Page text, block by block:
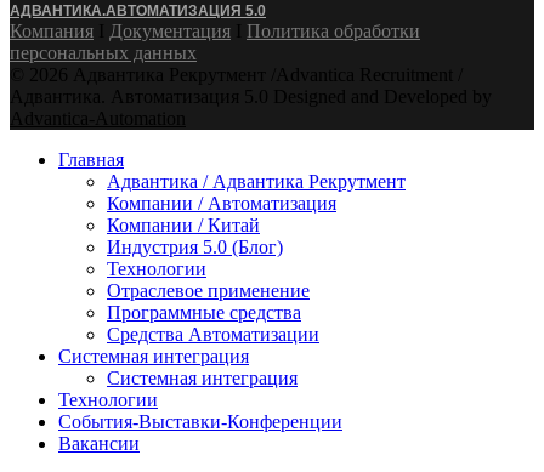
АДВАНТИКА.АВТОМАТИЗАЦИЯ 5.0
Компания Ӏ Документация Ӏ Политика обработки
персональных данных
© 2026 Адвантика Рекрутмент /Advantica Recruitment /
Адвантика. Автоматизация 5.0 Designed and Developed by
Advantica-Automation
Youtube
Email
Xing
TelegramГлавная
Адвантика / Адвантика Рекрутмент
Компании / Автоматизация
Компании / Китай
Индустрия 5.0 (Блог)
Технологии
Отраслевое применение
Программные средства
Средства Автоматизации
Системная интеграция
Системная интеграция
Технологии
События-Выставки-Конференции
Вакансии